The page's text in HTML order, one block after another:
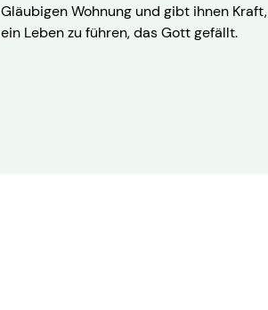
Gläubigen Wohnung und gibt ihnen Kraft,
ein Leben zu führen, das Gott gefällt.